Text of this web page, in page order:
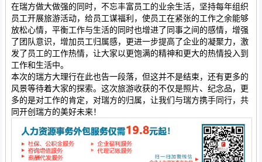
在瑞方做大做强的同时，不忘丰富员工的业余生活，坚持每年组织
员工开展旅游活动，给员工谋福利，使员工在紧张的工作之余能够
放松心情，平衡工作与生活的同时也增进了同事之间的感情，增强
了团队意识，增加员工归属感，更进一步提高了企业的凝聚力，激
发了员工的工作热情，让大家以更饱满的精神和更大的热情投入到
工作和生活中。
本次的瑞方大理行在此也告一段落，但这并不是结束，还有更多的
风景等待着大家的探索。这次旅游收获的不仅是照片、纪念品，更
多的是对工作的肯定，对瑞方的归属，让我们与瑞方携手同行，共
同开创瑞方的美好未来！